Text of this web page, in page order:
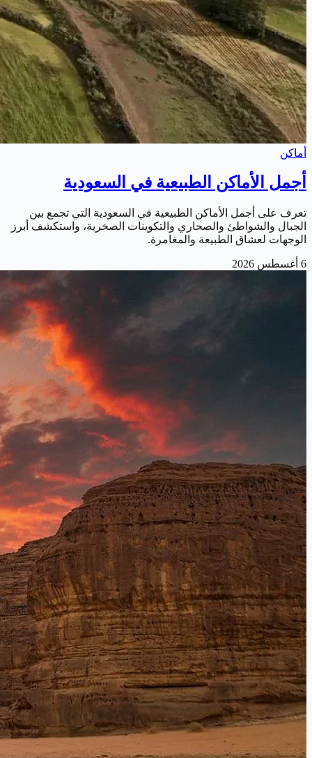
أماكن
أجمل الأماكن الطبيعية في السعودية
تعرف على أجمل الأماكن الطبيعية في السعودية التي تجمع بين
الجبال والشواطئ والصحاري والتكوينات الصخرية، واستكشف أبرز
الوجهات لعشاق الطبيعة والمغامرة.
6 أغسطس 2026